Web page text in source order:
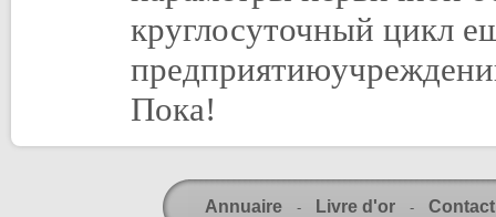
круглосуточный цикл
Пока!
Annuaire - Livre d'or - Contact